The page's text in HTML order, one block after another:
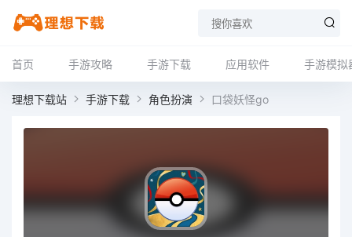
首页 手游攻略 手游下载 应用软件 手游模拟
理想下载站 手游下载 角色扮演 口袋妖怪go